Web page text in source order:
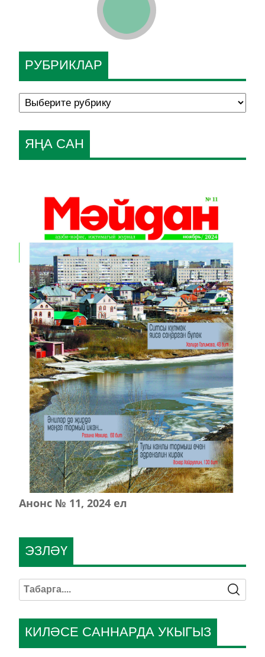
РУБРИКЛАР
ЯҢА САН
Анонс № 11, 2024 ел
КИЛӘСЕ САННАРДА УКЫГЫЗ
ЭЗЛӘҮ